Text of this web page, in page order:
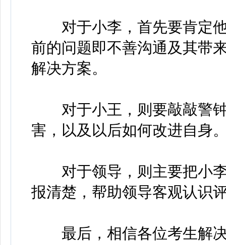
对于小李，首先要肯定他
前的问题即不善沟通及其带
解决方案。
对于小王，则要敲敲警钟
害，以及以后如何改进自身
对于领导，则主要把小李
报清楚，帮助领导客观认识
最后，相信各位考生解决